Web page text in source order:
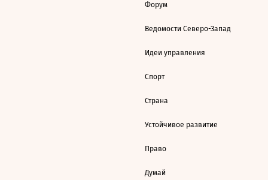
Форум
Ведомости Северо-Запад
Идеи управления
Спорт
Страна
Устойчивое развитие
Право
Думай